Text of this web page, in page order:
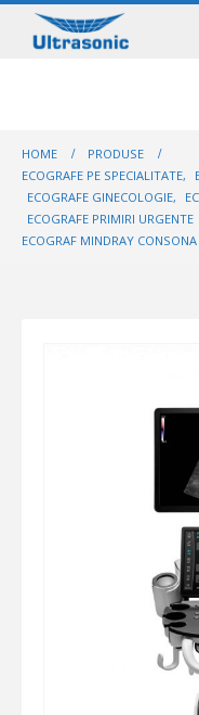
HOME
PRODUSE
ECOGRAFE PE SPECIALITATE,
ECOGRAFE GINECOLOGIE,
ECOGRAFE PRIMIRI URGENTE
ECOGRAF MINDRAY